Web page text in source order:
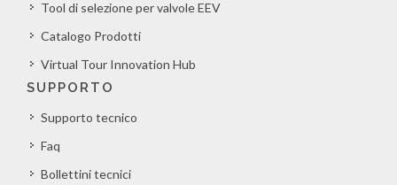
Tool di selezione per valvole EEV
Catalogo Prodotti
Virtual Tour Innovation Hub
SUPPORTO
Supporto tecnico
Faq
Bollettini tecnici